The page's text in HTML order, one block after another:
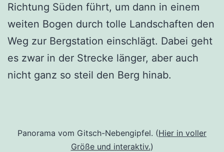
Richtung Süden führt, um dann in einem
weiten Bogen durch tolle Landschaften den
Weg zur Bergstation einschlägt. Dabei geht
es zwar in der Strecke länger, aber auch
nicht ganz so steil den Berg hinab.
Panorama vom Gitsch-Nebengipfel. (Hier in voller
Größe und interaktiv.)